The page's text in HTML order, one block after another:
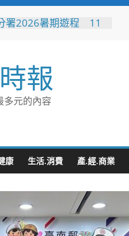
署2026暑期遊程 11
後判十四年六月徒刑
埔里分院攜手檢方 深
理教育
藏危機 嘉義醫院提醒
安全
報
多元的內容
康 生活.消費 產.經.商業